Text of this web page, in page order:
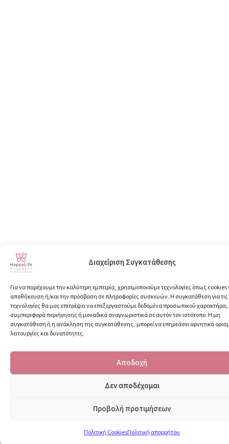
Διαχείριση Συγκατάθεσης
Για να παρέχουμε την καλύτερη εμπειρία, χρησιμοποιούμε τεχνολογίες όπως cookies
αποθήκευση ή/και την πρόσβαση σε πληροφορίες συσκευών. Η συγκατάθεση για
τεχνολογίες θα μας επιτρέψει να επεξεργαστούμε δεδομένα προσωπικού
συμπεριφορά περιήγησης ή μοναδικά αναγνωριστικά σε αυτόν τον ιστότοπο. Η μη
συγκατάθεση ή η ανάκληση της συγκατάθεσης, μπορεί να επηρεάσει αρνητικά
λειτουργίες και δυνατότητες.
Αποδοχή
Δεν αποδέχομαι
Προβολή προτιμήσεων
Πολιτική CookiesΠολιτική απορρήτου